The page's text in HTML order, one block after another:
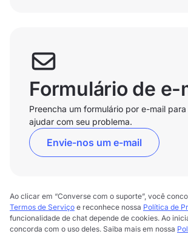
Formulário de e-
Preencha um formulário por e-mail
ajudar com seu problema.
Envie-nos um e-mail
Ao clicar em “Converse com o suporte”, você
Termos de Serviço e reconhece nossa Política de
funcionalidade de chat depende de cookies. Ao
concorda com o uso deles. Saiba mais em nossa